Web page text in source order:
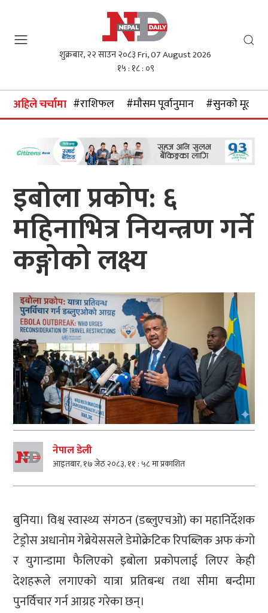
शुक्रबार, २२ साउन २०८३Fri, 07 August 2026
१५ : १८ : ११
अहिले चर्चामा #राशिफल #माैसम पूर्वानुमान #सुनकाे मूल्य
इबोला प्रकोप: ६
महिनाभित्र नियन्त्रण गर्ने
कङ्गोको लक्ष्य
नेपाल डेली
आइतबार, १७ जेठ २०८३, ११ : ५८ मा प्रकाशित
बुनिया। विश्व स्वास्थ्य संगठन (डब्लुएचओ) का महानिर्देशक
टेड्रोस अधानोम गेब्रेयेससले डेमोक्रेटिक रिपब्लिक अफ कंगो
र युगान्डामा फैलिएको इबोला प्रकोपलाई लिएर केही
देशहरूले लगाएको यात्रा प्रतिबन्ध तथा सीमा बन्दीमा
पुनर्विचार गर्न आग्रह गरेका छन्।